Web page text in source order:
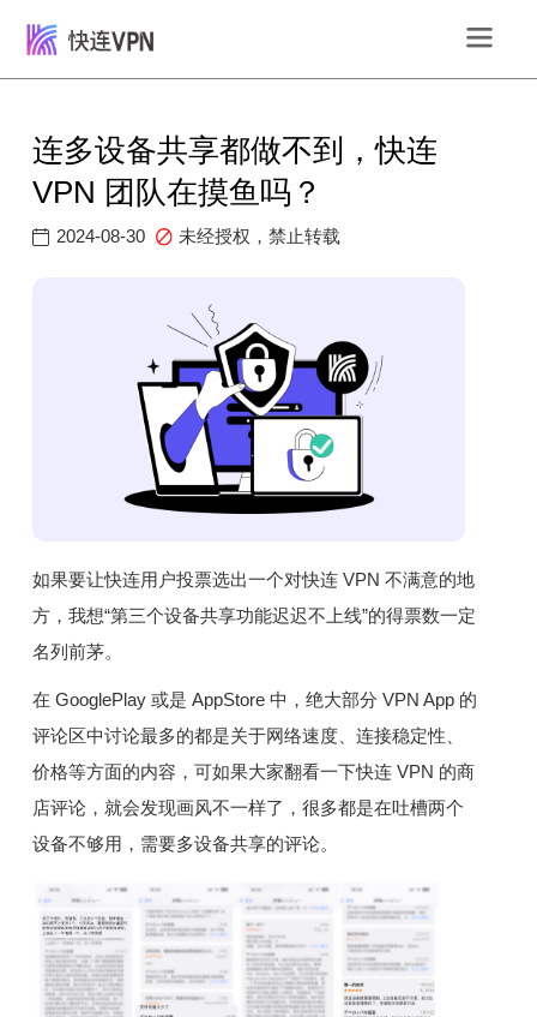
连多设备共享都做不到，快连
VPN 团队在摸鱼吗？
2024-08-30 未经授权，禁止转载
如果要让快连用户投票选出一个对快连 VPN 不满意的地
方，我想“第三个设备共享功能迟迟不上线”的得票数一定
名列前茅。
在 GooglePlay 或是 AppStore 中，绝大部分 VPN App 的
评论区中讨论最多的都是关于网络速度、连接稳定性、
价格等方面的内容，可如果大家翻看一下快连 VPN 的商
店评论，就会发现画风不一样了，很多都是在吐槽两个
设备不够用，需要多设备共享的评论。